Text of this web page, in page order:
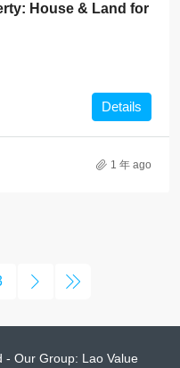
House & Land for
Details
1 年 ago
- Our Group: Lao Value